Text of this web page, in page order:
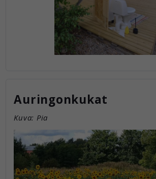
Auringonkukat
Kuva: Pia